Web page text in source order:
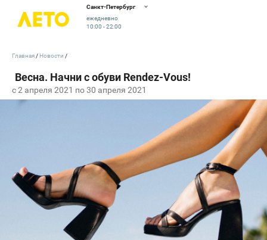
Санкт-Петербург
ежедневно
10:00 - 22:00
c 2 апреля 2021 по 30 апреля 2021
Главная Новости